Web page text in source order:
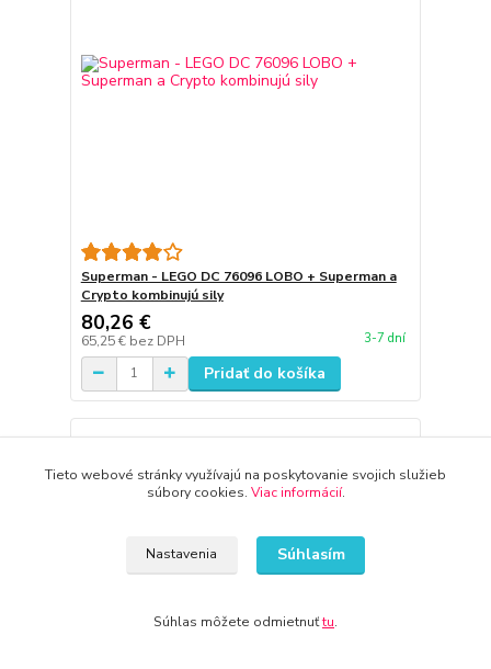
Superman - LEGO DC 76096 LOBO + Superman a
Crypto kombinujú sily
80,26 €
65,25 € bez DPH 3-7 dní
Pridať do košíka
Tieto webové stránky využívajú na poskytovanie svojich služieb
súbory cookies. Viac informácií.
Nastavenia Súhlasím
Súhlas môžete odmietnuťtu.